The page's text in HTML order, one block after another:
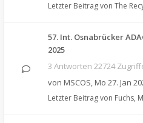
Letzter Beitrag von The
57. Int. Osnabrücker
2025
3 Antworten 22724
von MSCOS, Mo 27. Jan
Letzter Beitrag von Fuchs,